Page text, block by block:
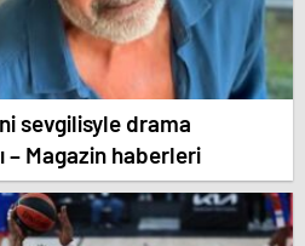
sevgilisyle drama
– Magazin haberleri